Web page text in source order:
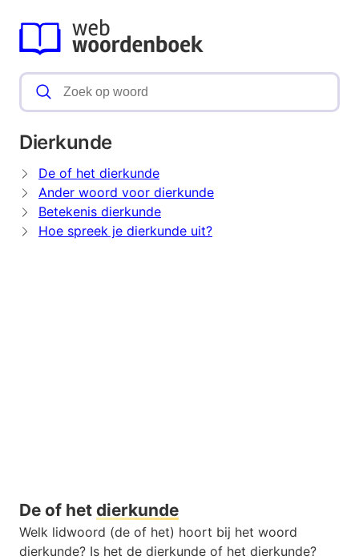
Dierkunde
De of het dierkunde
Ander woord voor dierkunde
Betekenis dierkunde
Hoe spreek je dierkunde uit?
De of het dierkunde
Welk lidwoord (de of het) hoort bij het woord
dierkunde? Is het de dierkunde of het dierkunde?